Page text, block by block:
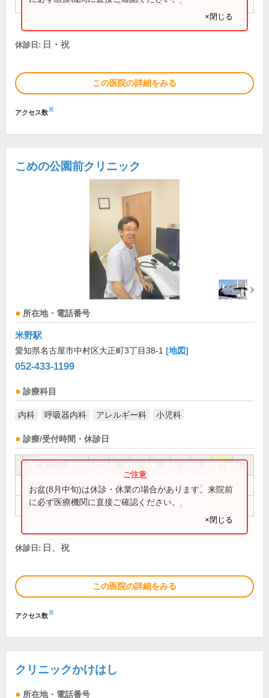
15:30～19:30 ● ● ● ●
×閉じる
休診日: 日・祝
この医院の詳細をみる
アクセス数※
こめの公園前クリニック
所在地・電話番号
米野駅
愛知県名古屋市中村区大正町3丁目38-1 [地図]
052-433-1199
診療科目
内科 呼吸器内科 アレルギー科 小児科
診療/受付時間・休診日
祝
9:00～12:00 ● ● ● ● ●
16:00～19:00 ● ● ●
お盆(8月中旬)は休診・休業の場合があります。来院前
に必ず医療機関に直接ご確認ください。
×閉じる
休診日: 日、祝
この医院の詳細をみる
アクセス数※
クリニックかけはし
所在地・電話番号